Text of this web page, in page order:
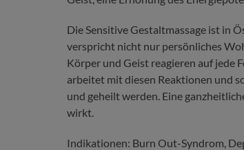
Die Sensitive Gestaltmassage ist in
verspricht nicht nur persönliches
Körper und Geist reagieren auf jede
arbeitet mit diesen Reaktionen und
und geheilt werden. Eine
wirkt.
Indikationen: Burn Out-Syndrom,